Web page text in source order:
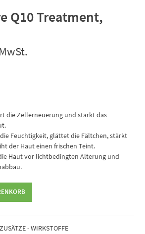
Q10 Treatment,
die Zellerneuerung und stärkt das
Feuchtigkeit, glättet die Fältchen, stärkt
der Haut einen frischen Teint.
Haut vor lichtbedingten Alterung und
ZUSÄTZE - WIRKSTOFFE